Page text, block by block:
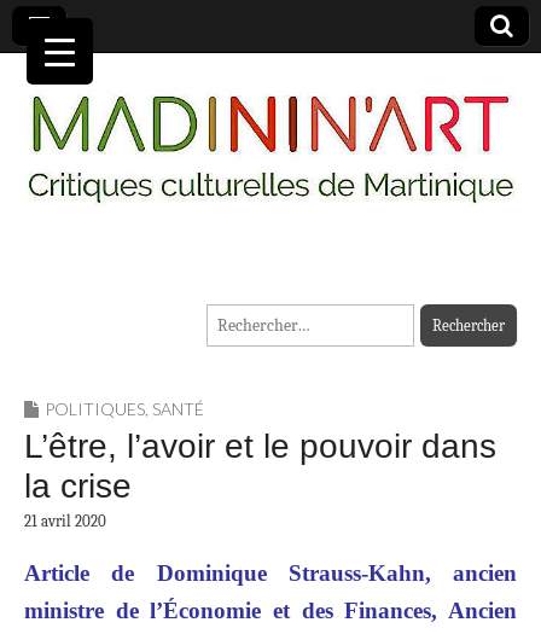
MADININ'ART
Rechercher :
POLITIQUES, SANTÉ
L’être, l’avoir et le pouvoir dans
la crise
21 avril 2020
Article de Dominique Strauss-Kahn, ancien
ministre de l’Économie et des Finances, Ancien